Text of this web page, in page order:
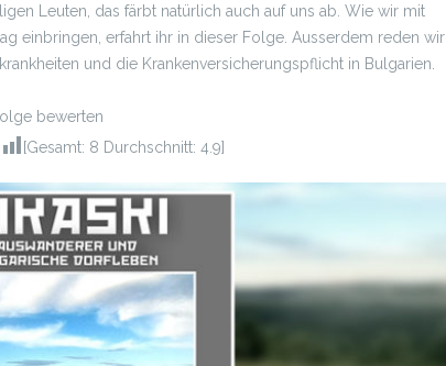
Leuten, das färbt natürlich auch auf uns ab. Wie wir mit
einbringen, erfahrt ihr in dieser Folge. Ausserdem reden wir
und die Krankenversicherungspflicht in Bulgarien.
bewerten
[Gesamt: 8 Durchschnitt: 4.9]